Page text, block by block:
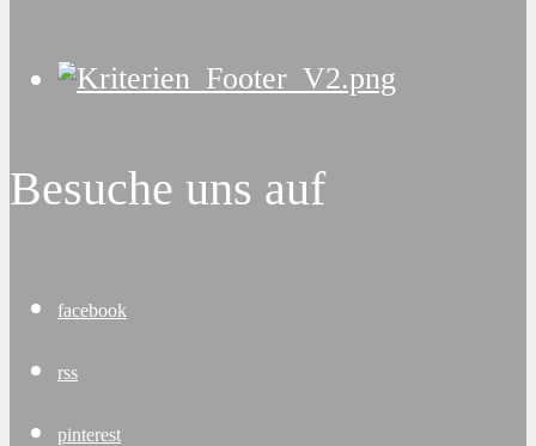
Besuche uns auf
facebook
rss
pinterest